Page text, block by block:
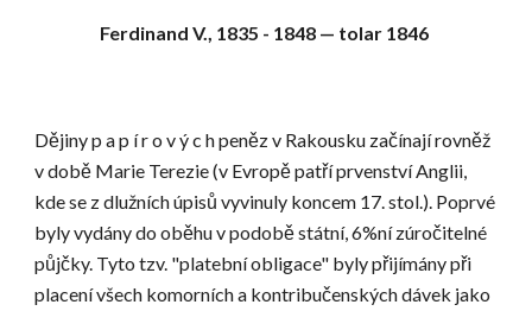
Ferdinand V., 1835 - 1848 — tolar 1846
Dějiny p a p í r o v ý c h peněz v Rakousku začínají rovněž
v době Marie Terezie (v Evropě patří prvenství Anglii,
kde se z dlužních úpisů vyvinuly koncem 17. stol.). Poprvé
byly vydány do oběhu v podobě státní, 6%ní zúročitelné
půjčky. Tyto tzv. "platební obligace" byly přijímány při
placení všech komorních a kontribučenských dávek jako